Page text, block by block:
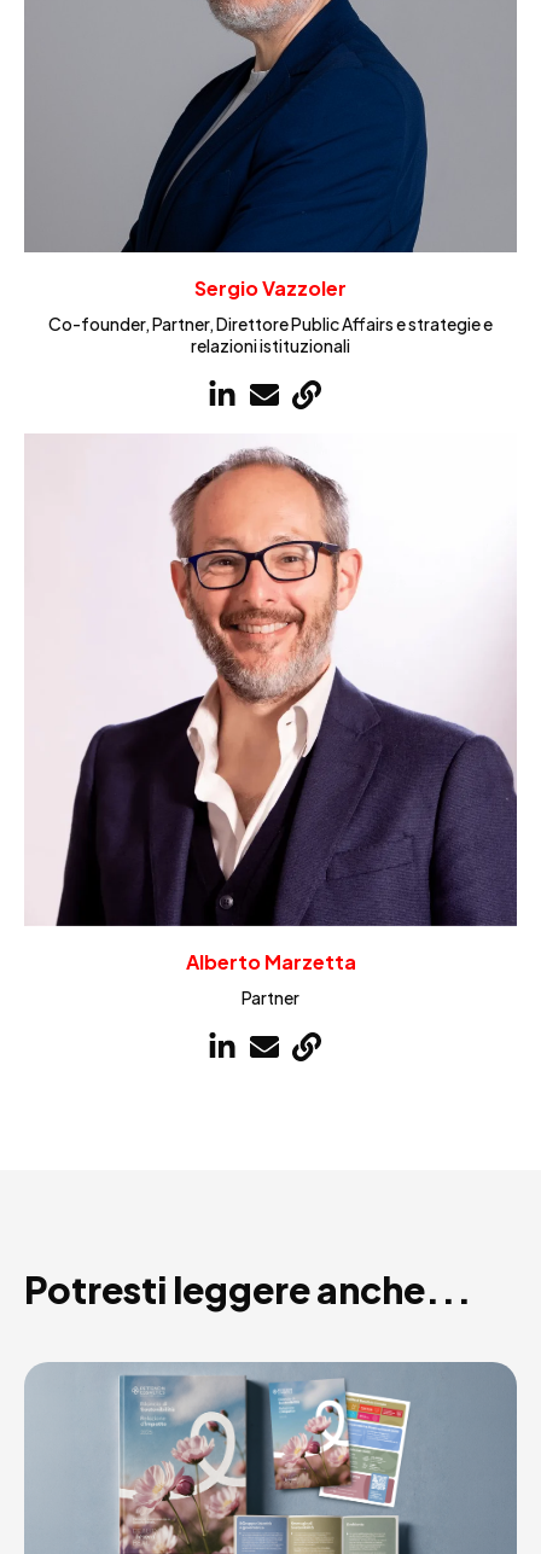
Sergio Vazzoler
Co-founder, Partner, Direttore Public Affairs e strategie e
relazioni istituzionali
Alberto Marzetta
Partner
Potresti leggere anche...